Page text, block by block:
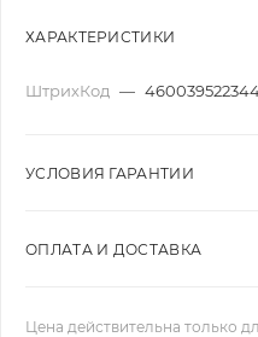
ХАРАКТЕРИСТИКИ
ШтрихКод —
УСЛОВИЯ ГАРАНТИИ
ОПЛАТА И ДОСТАВКА
Цена действительна только